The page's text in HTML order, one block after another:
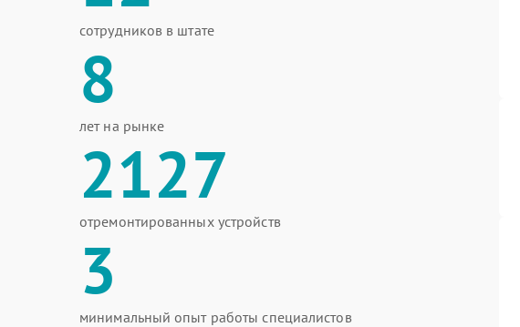
сотрудников в штате
8
лет на рынке
2127
отремонтированных устройств
3
минимальный опыт работы специалистов